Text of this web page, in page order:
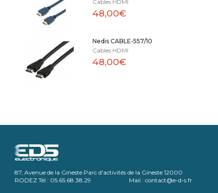
Cables HDMI
48,00€
Nedis CABLE-557/10
Cables HDMI
48,00€
87, Avenue de la Gineste Parc d'activités de la Gineste 12000
RODEZ Tél : 05.65.68.38.29 Mail : contact@e-d-s.fr